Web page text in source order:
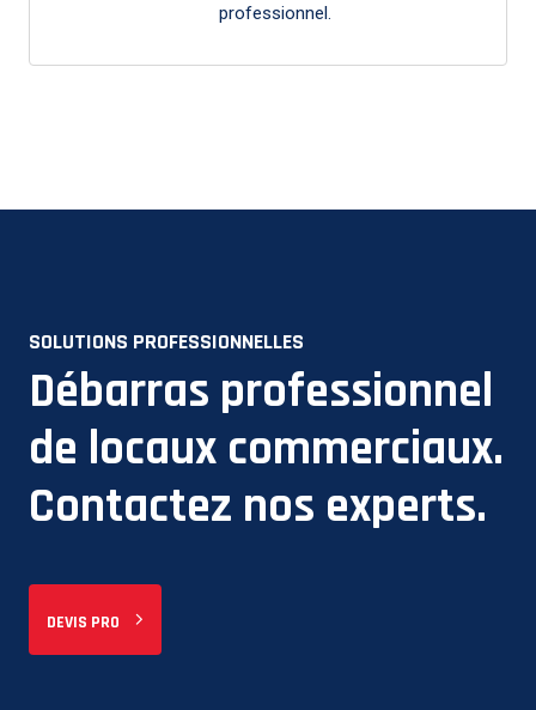
professionnel.
SOLUTIONS PROFESSIONNELLES
Débarras professionnel
de locaux commerciaux.
Contactez nos experts.
DEVIS PRO